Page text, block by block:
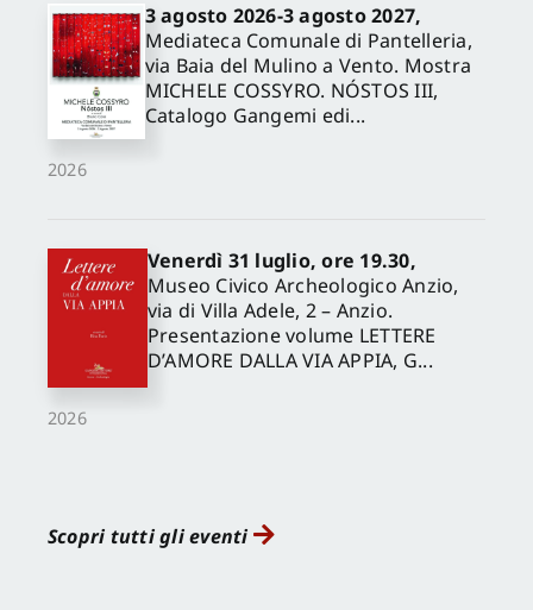
2026
3 agosto 2026-3 agosto 2027,
Mediateca Comunale di Pantelleria,
via Baia del Mulino a Vento. Mostra
MICHELE COSSYRO. NÓSTOS III,
Catalogo Gangemi edi...
2026
Venerdì 31 luglio, ore 19.30,
Museo Civico Archeologico Anzio,
via di Villa Adele, 2 – Anzio.
Presentazione volume LETTERE
D’AMORE DALLA VIA APPIA, G...
Scopri tutti gli eventi